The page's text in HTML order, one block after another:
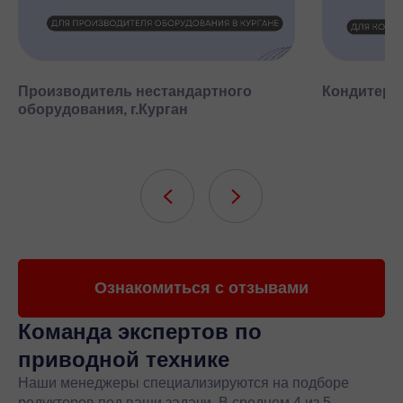
Производитель нестандартного
оборудования, г.Курган
Ознакомиться с отзывами
Команда экспертов по
приводной технике
Наши менеджеры специализируются на подборе